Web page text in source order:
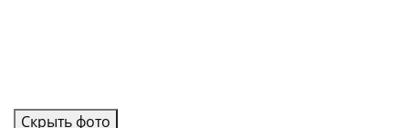
Скрыть фото